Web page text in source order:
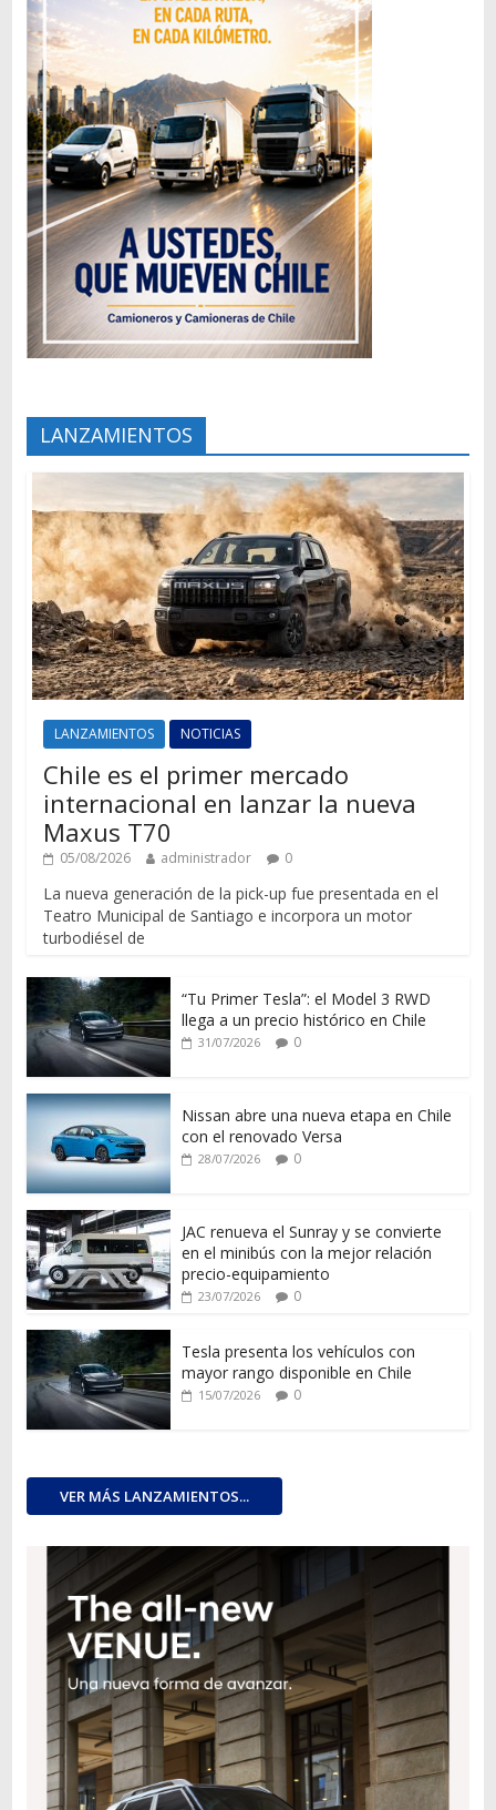
LANZAMIENTOS
LANZAMIENTOS NOTICIAS
Chile es el primer mercado
internacional en lanzar la nueva
Maxus T70
05/08/2026 administrador 0
La nueva generación de la pick-up fue presentada en el
Teatro Municipal de Santiago e incorpora un motor
turbodiésel de
“Tu Primer Tesla”: el Model 3 RWD
llega a un precio histórico en Chile
31/07/2026 0
Nissan abre una nueva etapa en Chile
con el renovado Versa
28/07/2026 0
JAC renueva el Sunray y se convierte
en el minibús con la mejor relación
precio-equipamiento
23/07/2026 0
Tesla presenta los vehículos con
mayor rango disponible en Chile
15/07/2026 0
VER MÁS LANZAMIENTOS...